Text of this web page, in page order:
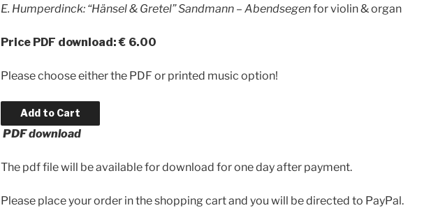
E. Humperdinck: “Hänsel & Gretel”Sandmann – Abendsegenfor violin & organ
Price PDF download: € 6.00
Please choose either the PDF or printed music option!
PDF download
The pdf file will be available for download for one day after payment.
Please place your order in the shopping cart and you will be directed to PayPal.